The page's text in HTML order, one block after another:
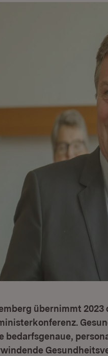
übernimmt 2023
bedarfsgenaue,